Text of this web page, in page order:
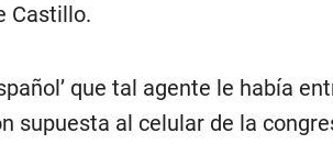
Castillo.
que tal agente le había
supuesta al celular de la